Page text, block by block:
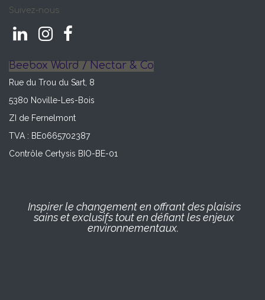
Suivez-nous
Beebox Wolrd / Nectar & Co
Rue du Trou du Sart, 8
5380 Noville-Les-Bois
ZI de Fernelmont
TVA : BE0665702387
Contrôle Certysis BIO-BE-01
Inspirer le changement en offrant des plaisirs
sains et exclusifs tout en défiant les enjeux
environnementaux.